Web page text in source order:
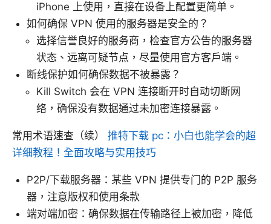
iPhone 上使用，直接在设备上配置更简单。
如何确保 VPN 使用的服务器是安全的？
选择信誉良好的服务商，检查官方公告的服务器
状态、远离可疑节点，尽量使用官方客户端。
断线保护如何确保数据不被暴露？
Kill Switch 会在 VPN 连接断开时自动切断网
络，确保没有数据通过未加密连接暴露。
常用术语速查（续） 推特下载 pc：小白也能学会的超
详细教程！全面攻略与实用技巧
P2P/下载服务器：某些 VPN 提供专门的 P2P 服务
器，注意版权和使用条款
端对端加密：确保数据在传输路径上被加密，降低